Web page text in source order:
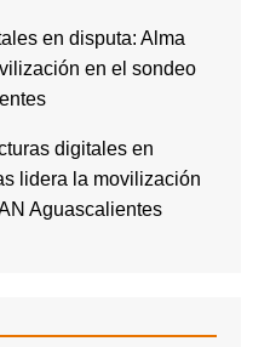
en disputa: Alma
en el sondeo
digitales en
lidera la movilización
Aguascalientes